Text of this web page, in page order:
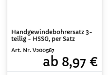
Handgewindebohrersatz 3-
teilig - HSSG, per Satz
Art. Nr. V200567
ab 8,97 €